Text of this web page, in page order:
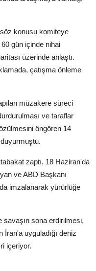
konusu komiteye
gün içinde nihai
üzerinde anlaştı.
çatışma önleme
müzakere süreci
ve taraflar
öngören 14
zaptı, 18 Haziran'da
ve ABD Başkanı
imzalanarak yürürlüğe
savaşın sona erdirilmesi,
İran'a uyguladığı deniz
içeriyor.